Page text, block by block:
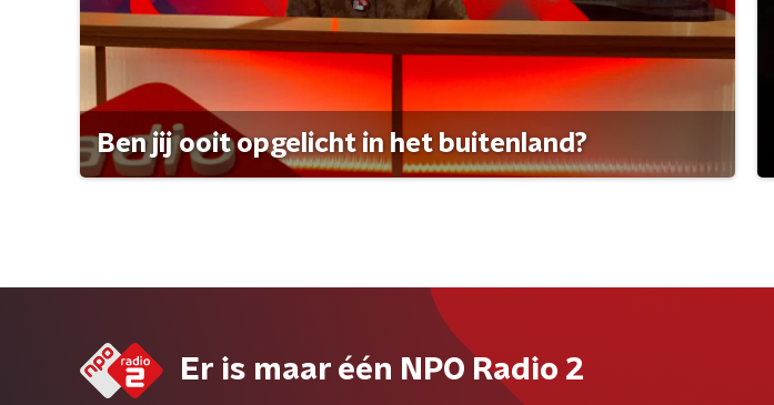
Ben jij ooit opgelicht in het buitenland?
Er is maar één NPO Radio 2